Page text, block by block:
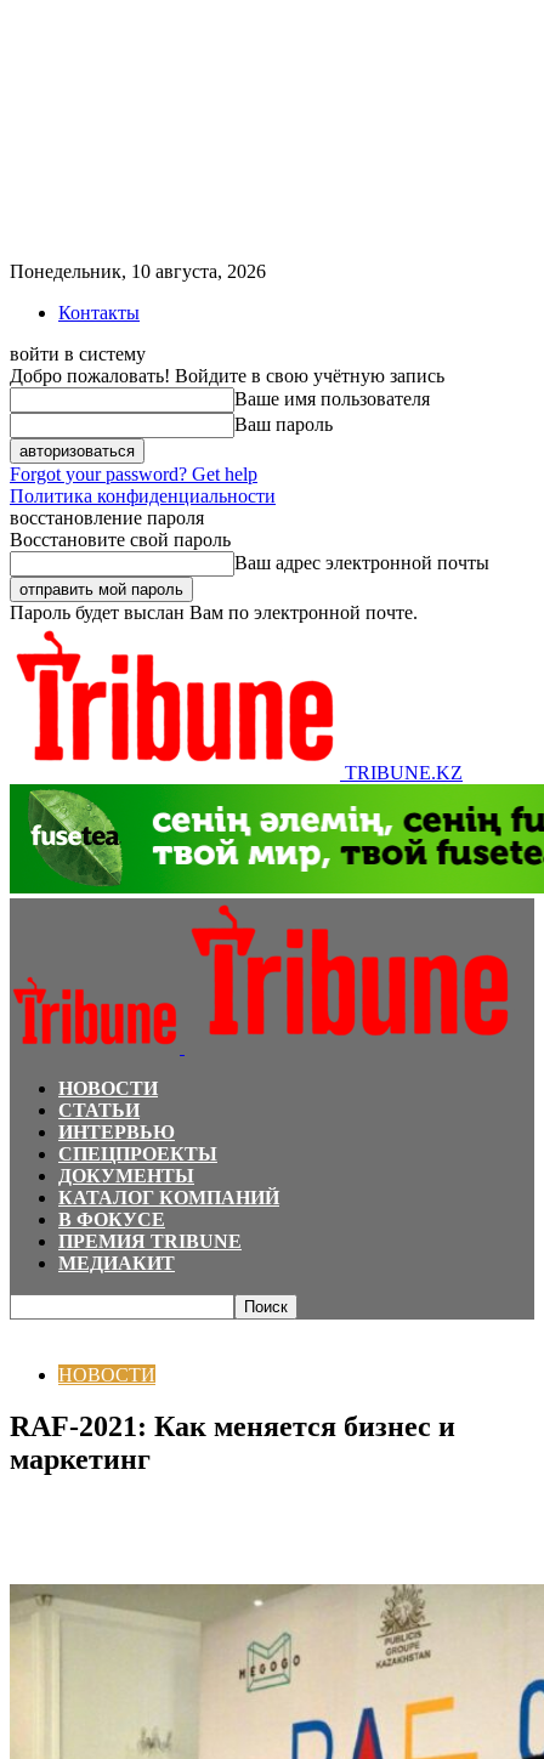
Понедельник, 10 августа, 2026
Контакты
войти в систему
Добро пожаловать! Войдите в свою учётную запись
Ваше имя пользователя
Ваш пароль
Forgot your password? Get help
Политика конфиденциальности
восстановление пароля
Восстановите свой пароль
Ваш адрес электронной почты
Пароль будет выслан Вам по электронной почте.
TRIBUNE.KZ
НОВОСТИ
СТАТЬИ
ИНТЕРВЬЮ
СПЕЦПРОЕКТЫ
ДОКУМЕНТЫ
КАТАЛОГ КОМПАНИЙ
В ФОКУСЕ
ПРЕМИЯ TRIBUNE
МЕДИАКИТ
НОВОСТИ
RAF-2021: Как меняется бизнес и
маркетинг